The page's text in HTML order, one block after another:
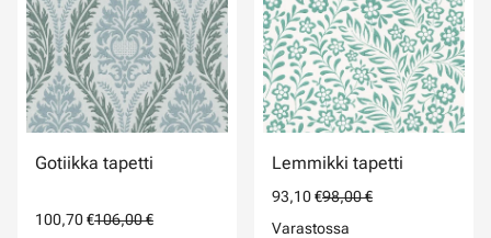
Gotiikka tapetti
100,70 €106,00 €
Lemmikki tapetti
93,10 €98,00 €
Varastossa